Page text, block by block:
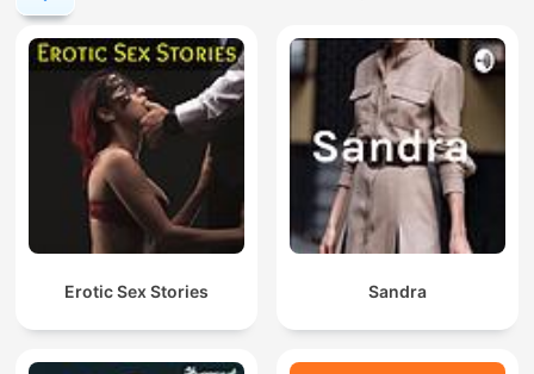
Erotic Sex Stories Sandra